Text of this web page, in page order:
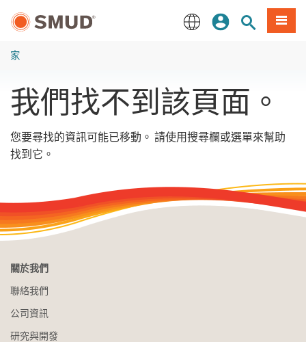
登入站內搜尋
選單
家
我們找不到該頁面。
您要尋找的資訊可能已移動。 請使用搜尋欄或選單來幫助
找到它。
關於我們
聯絡我們
公司資訊
研究與開發